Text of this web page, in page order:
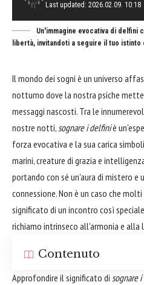
Last updated: 2026.02.09. 10:18
Un'immagine evocativa di delfini
libertà, invitandoti a seguire il tuo istinto
Il mondo dei sogni è un universo
notturno dove la nostra psiche mette
messaggi nascosti. Tra le
nostre notti,sognare i delfiniè
forza evocativa e la sua carica
marini, creature di grazia e
portando con sé un'aura di mistero e
connessione. Non è un caso che
significato di un incontro così
richiamo intrinseco all'armonia e alla
Contenuto
Approfondire il significato di sognare